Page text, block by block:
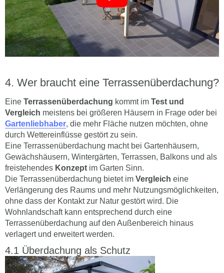
Wer braucht eine Terrassenüberdachung?
Eine Terrassenüberdachung kommt im Test und
Vergleich meistens bei größeren Häusern in Frage oder bei
Gartenliebhaber, die mehr Fläche nutzen möchten, ohne
durch Wettereinflüsse gestört zu sein.
Eine Terrassenüberdachung macht bei Gartenhäusern,
Gewächshäusern, Wintergärten, Terrassen, Balkons und als
freistehendes Konzept im Garten Sinn.
Die Terrassenüberdachung bietet im Vergleich eine
Verlängerung des Raums und mehr Nutzungsmöglichkeiten,
ohne dass der Kontakt zur Natur gestört wird. Die
Wohnlandschaft kann entsprechend durch eine
Terrassenüberdachung auf den Außenbereich hinaus
verlagert und erweitert werden.
Überdachung als Schutz